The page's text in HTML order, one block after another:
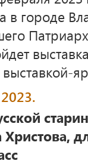
в городе